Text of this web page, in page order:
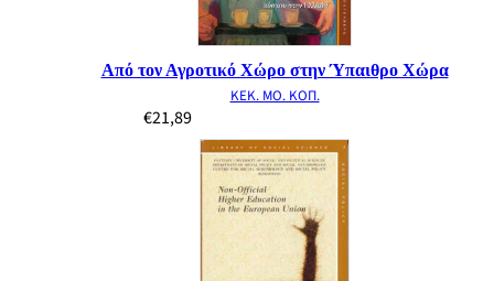
Από τον Αγροτικό Χώρο στην Ύπαιθρο Χώρα
ΚΕΚ. ΜΟ. ΚΟΠ.
€21,89